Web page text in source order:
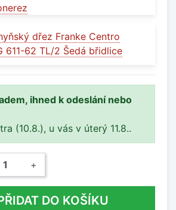
dřez Franke Centro
611-62 TL/2 Šedá břidlice
ihned k odeslání nebo
(10.8.), u vás v úterý 11.8..
+
DO KOŠÍKU